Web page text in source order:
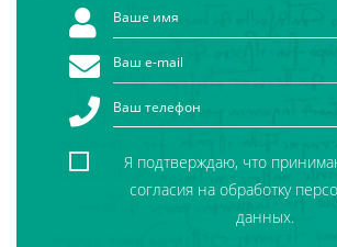
Я подтверждаю, что
согласия на обработку
данных.